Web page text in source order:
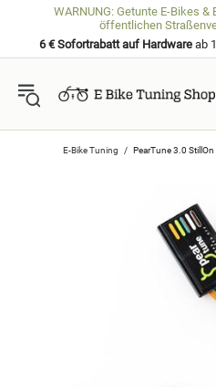
WARNUNG: Getunte E-Bikes
öffentlichen
6 € Sofortrabatt auf Hardwareab
E-Bike Tuning PearTune 3.0